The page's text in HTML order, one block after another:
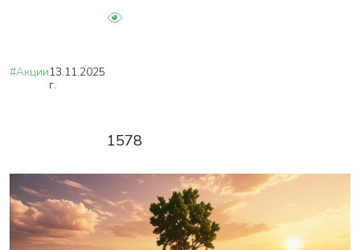
#Акции13.11.2025
г.
1578